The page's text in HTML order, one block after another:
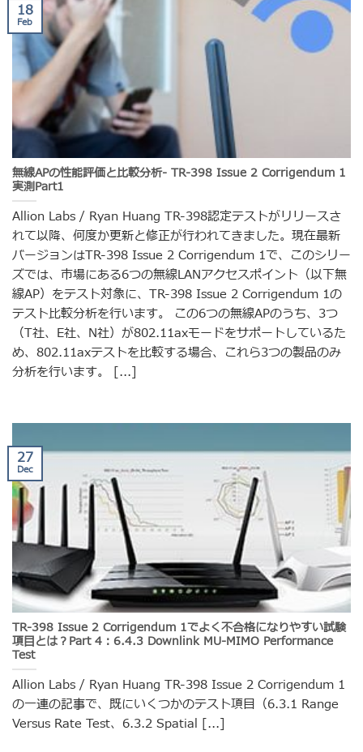
無線APの性能評価と比較分析- TR-398 Issue 2 Corrigendum 1
実測Part1
Allion Labs / Ryan Huang TR-398認定テストがリリースさ
れて以降、何度か更新と修正が行われてきました。現在最新
バージョンはTR-398 Issue 2 Corrigendum 1で、このシリー
ズでは、市場にある6つの無線LANアクセスポイント（以下無
線AP）をテスト対象に、TR-398 Issue 2 Corrigendum 1の
テスト比較分析を行います。 この6つの無線APのうち、3つ
（T社、E社、N社）が802.11axモードをサポートしているた
め、802.11axテストを比較する場合、これら3つの製品のみ
分析を行います。 [...]
18
Feb
TR-398 Issue 2 Corrigendum 1でよく不合格になりやすい試験
項目とは？Part 4：6.4.3 Downlink MU-MIMO Performance
Test
Allion Labs / Ryan Huang TR-398 Issue 2 Corrigendum 1
の一連の記事で、既にいくつかのテスト項目（6.3.1 Range
Versus Rate Test、6.3.2 Spatial [...]
27
Dec